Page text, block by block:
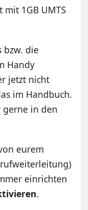
1GB UMTS
bzw. die
Handy
jetzt nicht
im Handbuch.
gerne in den
eurem
einrichten
.